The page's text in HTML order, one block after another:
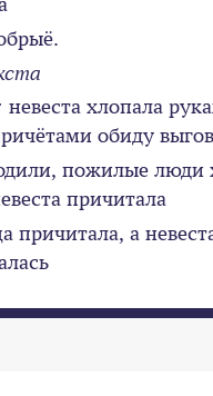
невеста хлопала
обиду
пожилые люди
причитала
причитала, а